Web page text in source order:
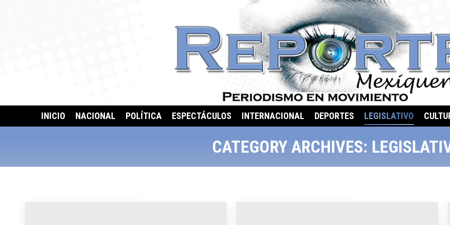
INICIO NACIONAL POLÍTICA ESPECTÁCULOS INTERNACIONAL DEPORTES LEGISLATIVO
CATEGORY ARCHIVES: